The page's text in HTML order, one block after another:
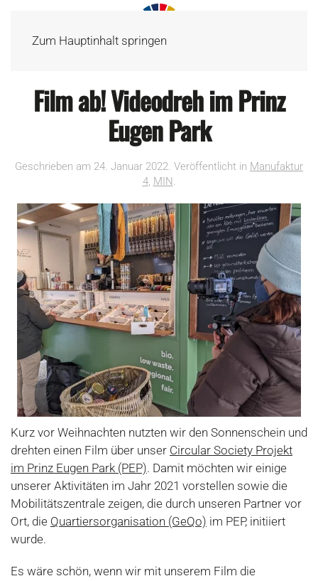
Zum Hauptinhalt springen
Film ab! Videodreh im Prinz
Eugen Park
Geschrieben am 24. Januar 2022. Veröffentlicht in Manufaktur
4, MIN.
Kurz vor Weihnachten nutzten wir den Sonnenschein und
drehten einen Film über unser Circular Society Projekt
im Prinz Eugen Park (PEP). Damit möchten wir einige
unserer Aktivitäten im Jahr 2021 vorstellen sowie die
Mobilitätszentrale zeigen, die durch unseren Partner vor
Ort, die Quartiersorganisation (GeQo) im PEP, initiiert
wurde.
Es wäre schön, wenn wir mit unserem Film die